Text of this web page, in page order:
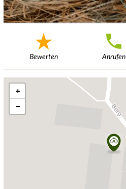
Bewerten Anrufen
+
−